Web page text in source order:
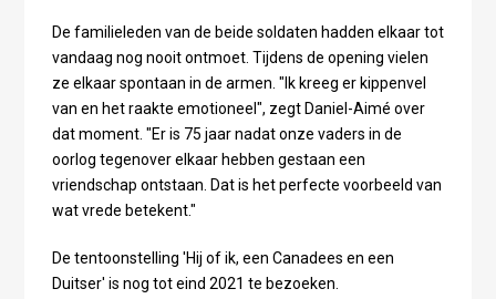
De familieleden van de beide soldaten hadden elkaar tot
vandaag nog nooit ontmoet. Tijdens de opening vielen
ze elkaar spontaan in de armen. "Ik kreeg er kippenvel
van en het raakte emotioneel", zegt Daniel-Aimé over
dat moment. "Er is 75 jaar nadat onze vaders in de
oorlog tegenover elkaar hebben gestaan een
vriendschap ontstaan. Dat is het perfecte voorbeeld van
wat vrede betekent."
De tentoonstelling 'Hij of ik, een Canadees en een
Duitser' is nog tot eind 2021 te bezoeken.